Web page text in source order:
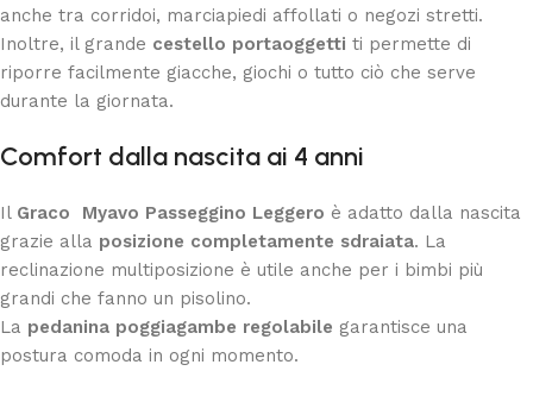
anche tra corridoi, marciapiedi affollati o negozi stretti.
Inoltre, il grande cestello portaoggetti ti permette di
riporre facilmente giacche, giochi o tutto ciò che serve
durante la giornata.
Comfort dalla nascita ai 4 anni
Il Graco Myavo Passeggino Leggero è adatto dalla nascita
grazie alla posizione completamente sdraiata. La
reclinazione multiposizione è utile anche per i bimbi più
grandi che fanno un pisolino.
La pedanina poggiagambe regolabile garantisce una
postura comoda in ogni momento.